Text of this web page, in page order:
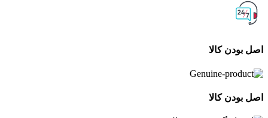
اصل بودن کالا
اصل بودن کالا